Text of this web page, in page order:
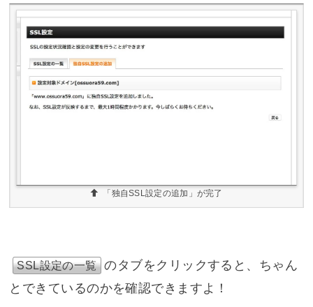
「独自SSL設定の追加」が完了
SSL設定の一覧
のタブをクリックすると、ちゃん
とできているのかを確認できますよ！